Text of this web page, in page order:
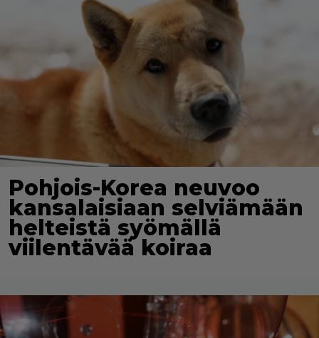
Pohjois-Korea neuvoo
kansalaisiaan selviämään
helteistä syömällä
viilentävää koiraa